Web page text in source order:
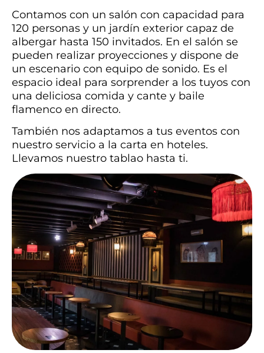
Contamos con un salón con capacidad para
120 personas y un jardín exterior capaz de
albergar hasta 150 invitados. En el salón se
pueden realizar proyecciones y dispone de
un escenario con equipo de sonido. Es el
espacio ideal para sorprender a los tuyos con
una deliciosa comida y cante y baile
flamenco en directo.
También nos adaptamos a tus eventos con
nuestro servicio a la carta en hoteles.
Llevamos nuestro tablao hasta ti.